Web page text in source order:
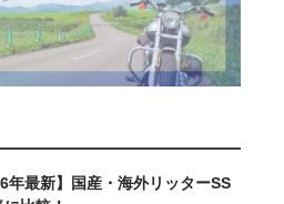
年最新】国産・海外リッターSS